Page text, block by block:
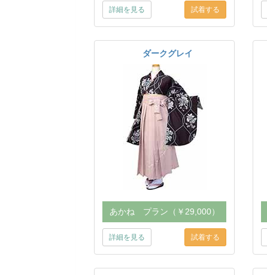
詳細を見る
ダークグレイ
あかね プラン（￥29,000）
詳細を見る